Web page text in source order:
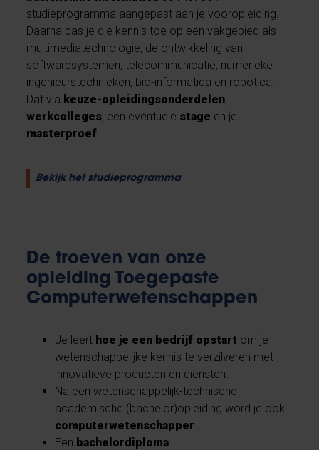
studieprogramma aangepast aan je vooropleiding.
Daarna pas je die kennis toe op een vakgebied als
multimediatechnologie, de ontwikkeling van
softwaresystemen, telecommunicatie, numerieke
ingenieurstechnieken, bio-informatica en robotica.
Dat via keuze-opleidingsonderdelen,
werkcolleges, een eventuele stage en je
masterproef.
Bekijk het studieprogramma
De troeven van onze
opleiding Toegepaste
Computerwetenschappen
Je leert hoe je een bedrijf opstart om je
wetenschappelijke kennis te verzilveren met
innovatieve producten en diensten.
Na een wetenschappelijk-technische
academische (bachelor)opleiding word je ook
computerwetenschapper.
Een bachelordiploma